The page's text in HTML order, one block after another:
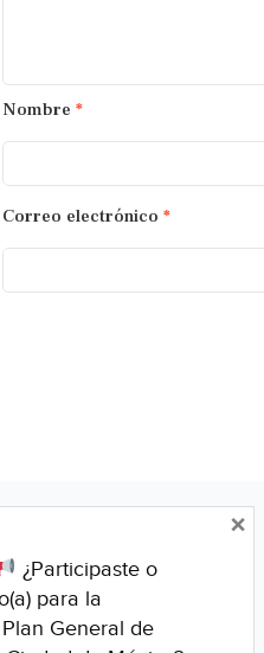
Nombre *
Correo electrónico *
¿Participaste o
para la
General de
×